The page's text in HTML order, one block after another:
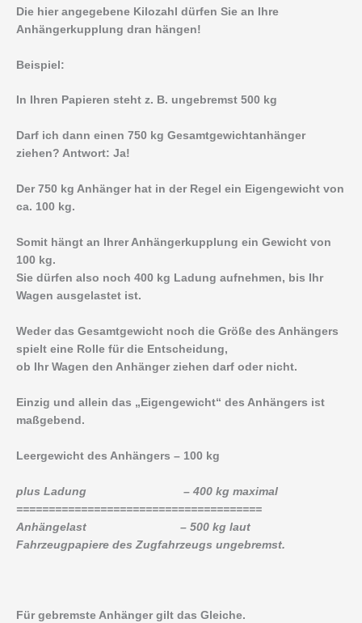
Die hier angegebene Kilozahl dürfen Sie an Ihre
Anhängerkupplung dran hängen!
Beispiel:
In Ihren Papieren steht z. B. ungebremst 500 kg
Darf ich dann einen 750 kg Gesamtgewichtanhänger
ziehen? Antwort: Ja!
Der 750 kg Anhänger hat in der Regel ein Eigengewicht von
ca. 100 kg.
Somit hängt an Ihrer Anhängerkupplung ein Gewicht von
100 kg.
Sie dürfen also noch 400 kg Ladung aufnehmen, bis Ihr
Wagen ausgelastet ist.
Weder das Gesamtgewicht noch die Größe des Anhängers
spielt eine Rolle für die Entscheidung,
ob Ihr Wagen den Anhänger ziehen darf oder nicht.
Einzig und allein das „Eigengewicht“ des Anhängers ist
maßgebend.
Leergewicht des Anhängers – 100 kg
plus Ladung – 400 kg maximal
======================================
Anhängelast – 500 kg laut
Fahrzeugpapiere des Zugfahrzeugs ungebremst.
Für gebremste Anhänger gilt das Gleiche.